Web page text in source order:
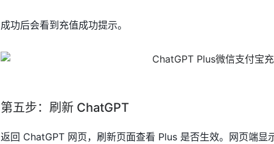
成功后会看到充值成功提示。
第五步：刷新 ChatGPT
返回 ChatGPT 网页，刷新页面查看 Plus 是否生效。网页端显